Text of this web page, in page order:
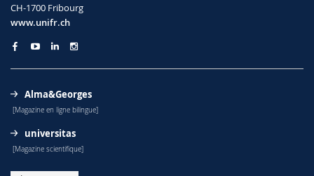
CH-1700 Fribourg
www.unifr.ch
Alma&Georges
[Magazine en ligne bilingue]
universitas
[Magazine scientifique]